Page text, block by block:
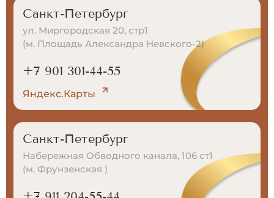
Санкт-Петербург
ул. Миргородская 20, стр1
(м. Площадь Александра Невского-2)
+7 901 301-44-55
Яндекс.Карты
Санкт-Петербург
Набережная Обводного канала, 106 ст1
(м. Фрунзенская )